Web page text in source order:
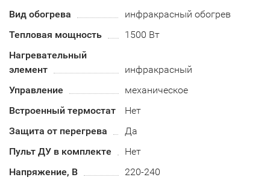
Вид обогрева
инфракрасный обогрев
Тепловая мощность
1500 Вт
Нагревательный
элемент
инфракрасный
Управление
механическое
Встроенный термостат
Нет
Защита от перегрева
Да
Пульт ДУ в комплекте
Нет
Напряжение, В
220-240